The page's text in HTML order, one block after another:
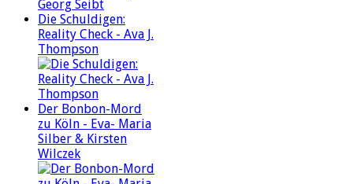
Die Schuldigen:
Reality Check - Ava J.
Thompson
Der Bonbon-Mord
zu Köln - Eva- Maria
Silber & Kirsten
Wilczek